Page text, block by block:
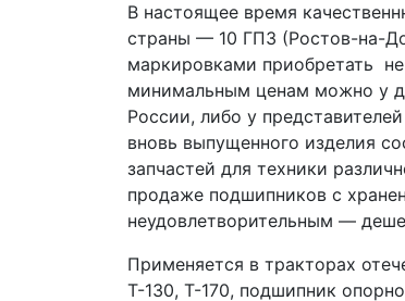
В настоящее время
страны — 10 ГПЗ (Ростов-на-
маркировками приобретать
минимальным ценам можно у
России, либо у
вновь выпущенного изделия
запчастей для техники
продаже подшипников с
неудовлетворительным —
Применяется в тракторах
Т-130, Т-170, подшипник